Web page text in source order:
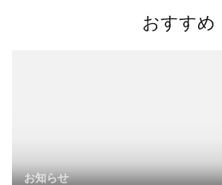
おすすめ
お知らせ